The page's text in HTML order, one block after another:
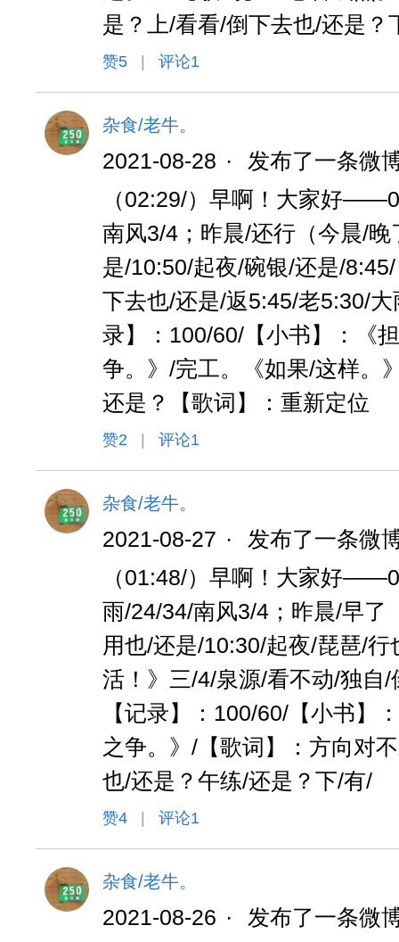
是？上/看看/倒下去也/还是？
赞5 评论1
杂食/老牛。
2021-08-28 ·
发布了一条微
（02:29/）早啊！大家好
南风3/4；昨晨/还行（今晨/
是/10:50/起夜/碗银/还是/
下去也/还是/返5:45/老5:30/
录】：100/60/【小书】：《
争。》/完工。《如果/这样。
还是？【歌词】：重新定位
赞2 评论1
杂食/老牛。
2021-08-27 ·
发布了一条微
（01:48/）早啊！大家好
雨/24/34/南风3/4；昨晨/早了
用也/还是/10:30/起夜/琵琶/
活！》三/4/泉源/看不动/独自
【记录】：100/60/【小书】
之争。》/【歌词】：方向对
也/还是？午练/还是？下/有/
赞4 评论1
杂食/老牛。
2021-08-26 ·
发布了一条微